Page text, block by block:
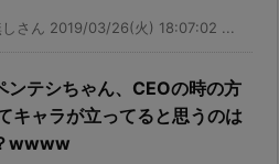
さん 2019/03/26(火) 18:07:02 ...
ンテシちゃん、CEOの時の方
キャラが立ってると思うのは
wwww